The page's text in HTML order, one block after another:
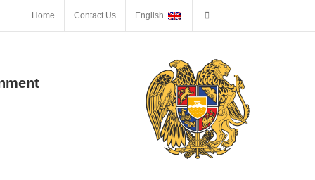
Home Contact Us English